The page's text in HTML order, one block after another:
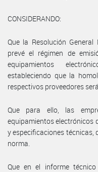
CONSIDERANDO:
Que la Resolución
prevé el régimen de
equipamientos
estableciendo que la
respectivos proveedores
Que para ello, las
equipamientos electrónicos
y especificaciones técnicas,
norma.
Que en el informe